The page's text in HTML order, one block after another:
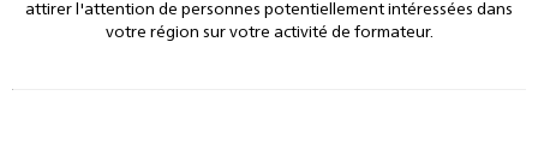
attirer l'attention de personnes potentiellement intéressées dans
votre région sur votre activité de formateur.